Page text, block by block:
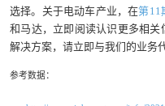
选择。关于电动车产业，在第11
和马达，立即阅读认识更多相
解决方案，请立即与我们的业务
参考数据：